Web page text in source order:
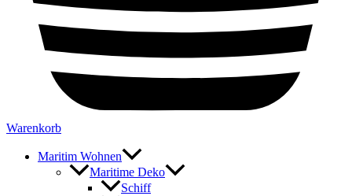
Warenkorb
Maritim Wohnen
Maritime Deko
Schiff